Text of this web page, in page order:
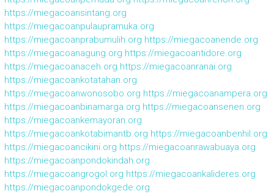
https://miegacoansintang.org
https://miegacoanpulaupramuka.org
https://miegacoanprabumulih.org https://miegacoanende.org
https://miegacoanagung.org https://miegacoantidore.org
https://miegacoanaceh.org https://miegacoanranai.org
https://miegacoankotatahan.org
https://miegacoanwonosobo.org https://miegacoanampera.org
https://miegacoanbinamarga.org https://miegacoansenen.org
https://miegacoankemayoran.org
https://miegacoankotabimantb.org https://miegacoanbenhil.org
https://miegacoancikini.org https://miegacoanrawabuaya.org
https://miegacoanpondokindah.org
https://miegacoangrogol.org https://miegacoankalideres.org
https://miegacoanpondokgede.org